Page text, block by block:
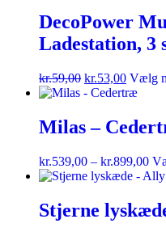
DecoPower
Ladestation, 3
kr.59,00 kr.53,00 Vælg
Milas –
kr.539,00 – kr.899,00
Stjerne